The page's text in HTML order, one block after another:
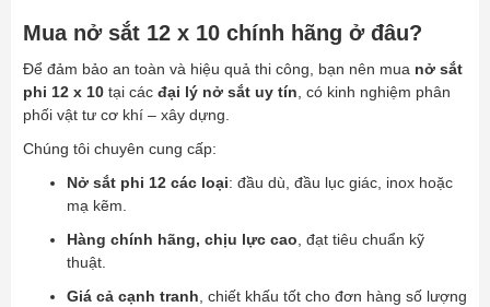
Mua nở sắt 12 x 10 chính hãng ở đâu?
Để đảm bảo an toàn và hiệu quả thi công, bạn nên mua nở sắt
phi 12 x 10 tại các đại lý nở sắt uy tín, có kinh nghiệm phân
phối vật tư cơ khí – xây dựng.
Chúng tôi chuyên cung cấp:
Nở sắt phi 12 các loại: đầu dù, đầu lục giác, inox hoặc
mạ kẽm.
Hàng chính hãng, chịu lực cao, đạt tiêu chuẩn kỹ
thuật.
Giá cả cạnh tranh, chiết khấu tốt cho đơn hàng số lượng